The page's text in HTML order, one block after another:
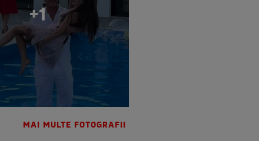
+1
MAI MULTE FOTOGRAFII